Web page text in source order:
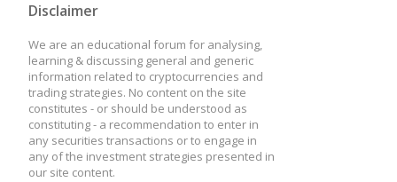
Disclaimer
We are an educational forum for analysing,
learning & discussing general and generic
information related to cryptocurrencies and
trading strategies. No content on the site
constitutes - or should be understood as
constituting - a recommendation to enter in
any securities transactions or to engage in
any of the investment strategies presented in
our site content.